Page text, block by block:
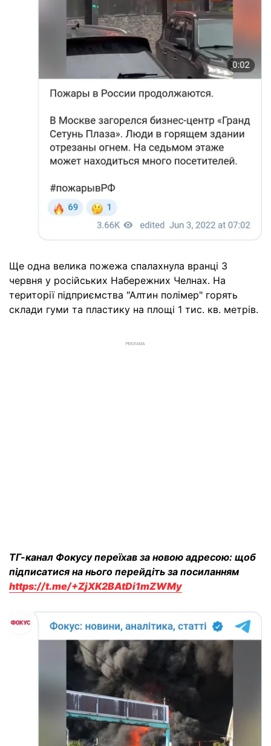
Ще одна велика пожежа спалахнула вранці 3
червня у російських Набережних Челнах. На
території підприємства "Алтин полімер" горять
склади гуми та пластику на площі 1 тис. кв. метрів.
РЕКЛАМА
ТГ-канал Фокусу переїхав за новою адресою: щоб
підписатися на нього перейдіть за посиланням
https://t.me/+ZjXK2BAtDi1mZWMy